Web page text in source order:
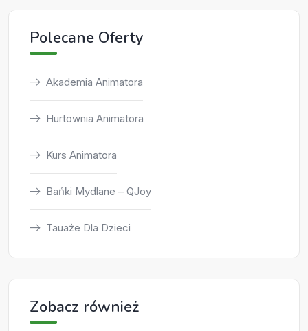
Polecane Oferty
Akademia Animatora
Hurtownia Animatora
Kurs Animatora
Bańki Mydlane – QJoy
Tauaże Dla Dzieci
Zobacz również